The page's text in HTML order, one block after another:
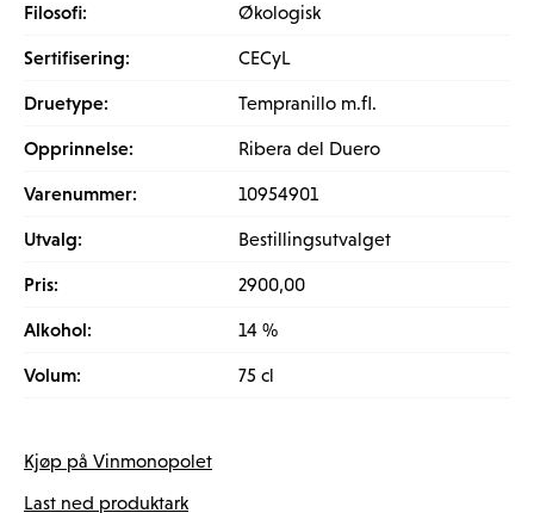
Filosofi: Økologisk
Sertifisering: CECyL
Druetype: Tempranillo m.fl.
Opprinnelse: Ribera del Duero
Varenummer: 10954901
Utvalg: Bestillingsutvalget
Pris: 2900,00
Alkohol: 14 %
Volum: 75 cl
Kjøp på Vinmonopolet
Last ned produktark